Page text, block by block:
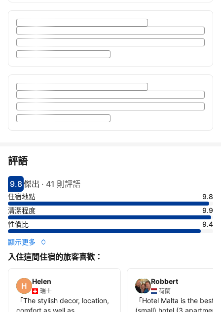
評語
分數9.8分
9.8
評比傑出
傑出 · 41 則評語
住宿地點
9.8
清潔程度
9.9
性價比
9.4
顯示更多
入住這間住宿的旅客喜歡：
Helen
瑞士
「The stylish decor, location,
comfort as well as
Robbert
荷蘭
「Hotel Malta is the best
(small) hotel (3